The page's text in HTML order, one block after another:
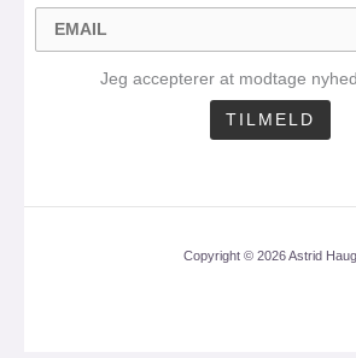
Jeg accepterer at modtage
Copyright © 2026 Astrid Haug